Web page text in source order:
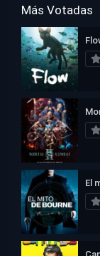
Más Votadas
El